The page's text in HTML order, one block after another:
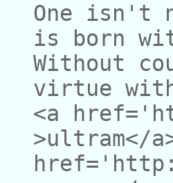
One isn't
is born
Without
virtue
<a
>ultram</